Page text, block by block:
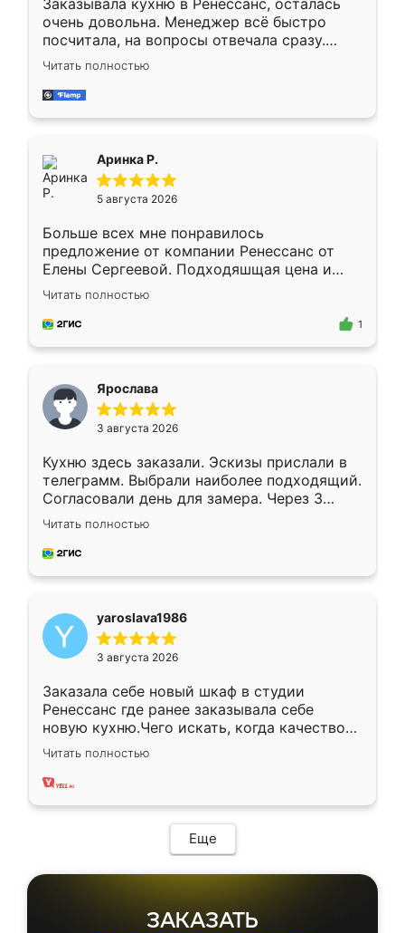
Заказывала кухню в Ренессанс, осталась
очень довольна. Менеджер всё быстро
посчитала, на вопросы отвечала сразу.
Замерщик приехал в субботу, подошёл к
делу со всей ответственностью. Собрали
за день, ребята работали аккуратно, даже
Читать полностью
Аринка Р.
5 августа 2026
Больше всех мне понравилось
предложение от компании Ренессанс от
Елены Сергеевой. Подходяшщая цена и
короткие сроки изготовления. Приехавший
для замера сотрудник Владислав
предложил по моему эскизу самый
Читать полностью
1
Ярослава
3 августа 2026
Кухню здесь заказали. Эскизы прислали в
телеграмм. Выбрали наиболее подходящий.
Согласовали день для замера. Через 3
недели кухня была уже готова. Остались
довольны работой. Спасибо Ренессанс
мебель за качественную работу!
Читать полностью
yaroslava1986
3 августа 2026
Заказала себе новый шкаф в студии
Ренессанс где ранее заказывала себе
новую кухню.Чего искать, когда качеством
вполне довольна. Служит кухня уже почти
два года, нареканий нет.
Читать полностью
Еще
ЗАКАЗАТЬ